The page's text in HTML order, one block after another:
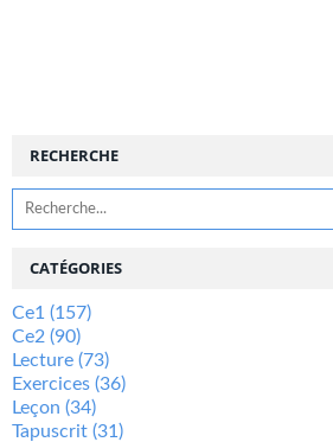
RECHERCHE
CATÉGORIES
Ce1 (157)
Ce2 (90)
Lecture (73)
Exercices (36)
Leçon (34)
Tapuscrit (31)